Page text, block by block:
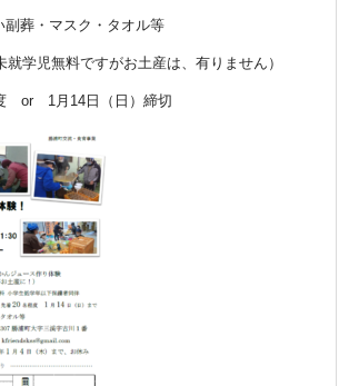
葬・マスク・タオル等
学児無料ですがお土産は、有りません）
or 1月14日（日）締切